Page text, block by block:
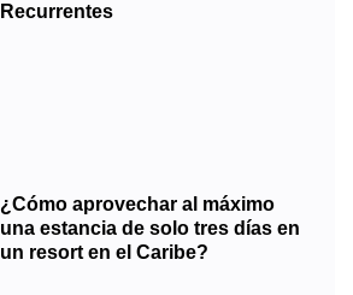
Recurrentes
¿Cómo aprovechar al máximo
una estancia de solo tres días en
un resort en el Caribe?